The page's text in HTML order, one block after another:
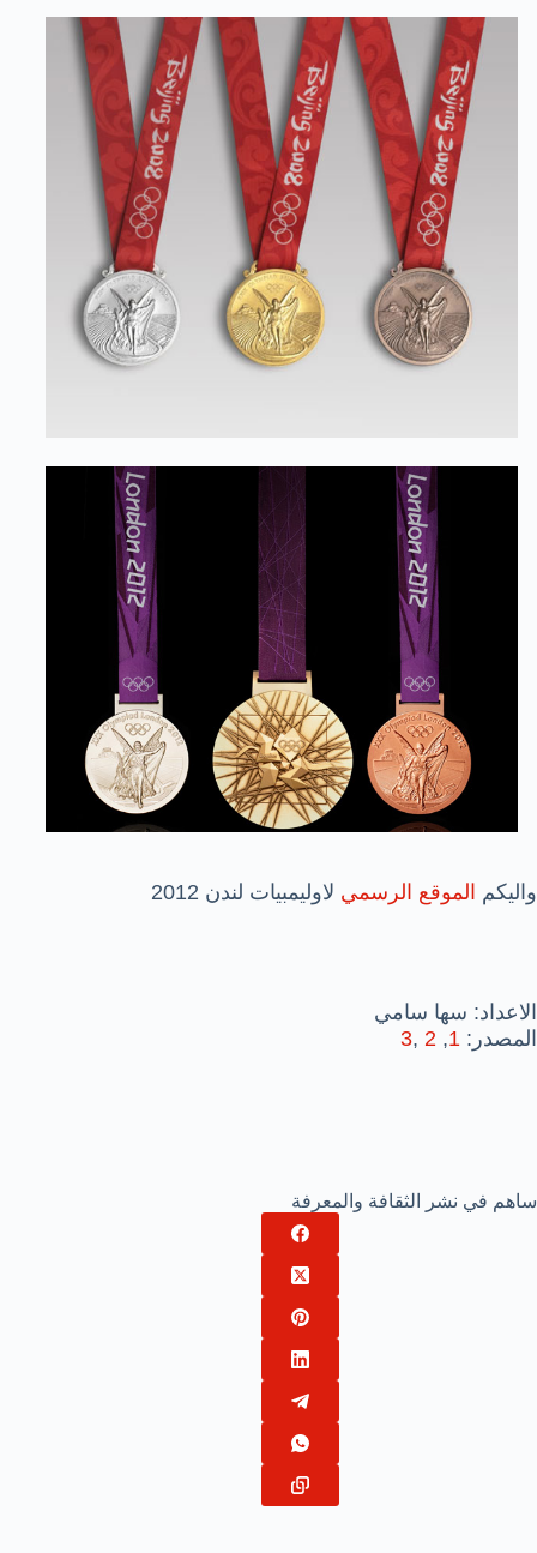
واليكم الموقع الرسمي لاوليمبيات لندن 2012
الاعداد: سها سامي
المصدر: 1
,
2
,
3
ساهم في نشر الثقافة والمعرفة